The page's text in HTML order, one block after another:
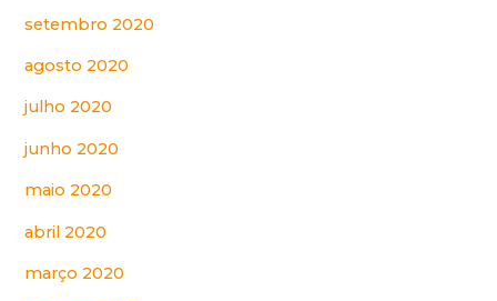
setembro 2020
agosto 2020
julho 2020
junho 2020
maio 2020
abril 2020
março 2020